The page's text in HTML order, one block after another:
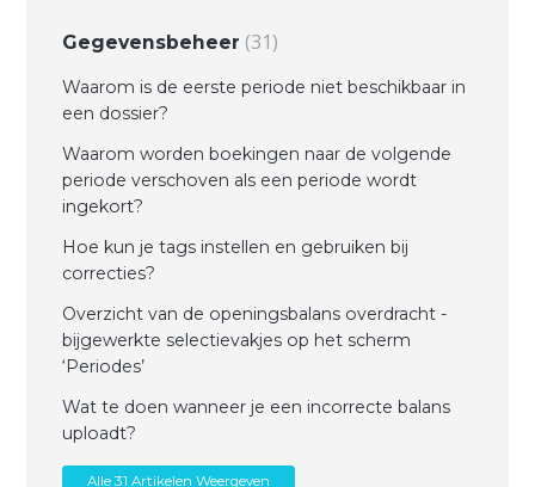
Gegevensbeheer 31
Waarom is de eerste periode niet beschikbaar in
een dossier?
Waarom worden boekingen naar de volgende
periode verschoven als een periode wordt
ingekort?
Hoe kun je tags instellen en gebruiken bij
correcties?
Overzicht van de openingsbalans overdracht -
bijgewerkte selectievakjes op het scherm
‘Periodes’
Wat te doen wanneer je een incorrecte balans
uploadt?
Alle 31 Artikelen Weergeven